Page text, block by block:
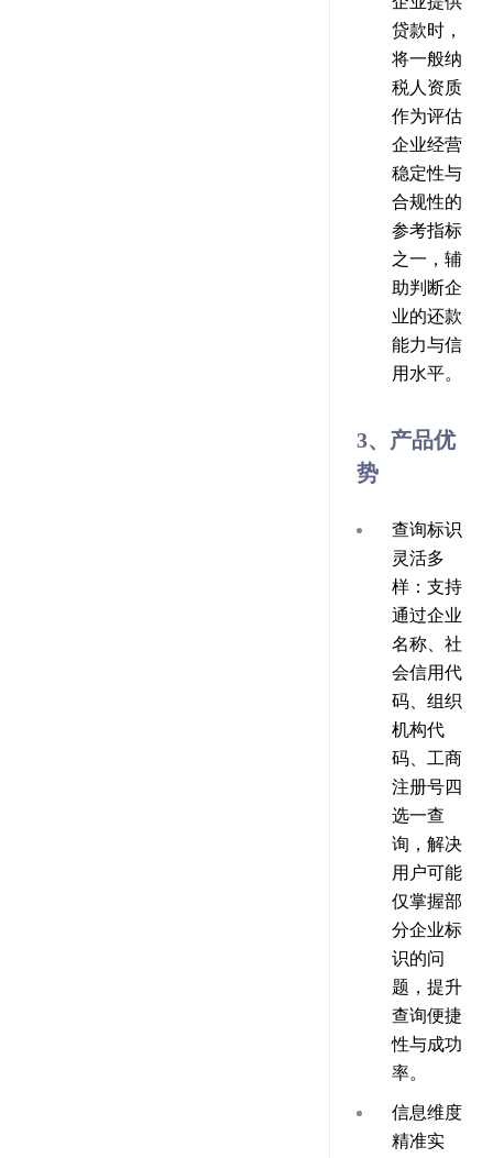
贷款时，
将一般纳
税人资质
作为评估
企业经营
稳定性与
合规性的
参考指标
之一，辅
助判断企
业的还款
能力与信
用水平。
3、产品优
势
查询标识
灵活多
样 ：支持
通过企业
名称、社
会信用代
码、组织
机构代
码、工商
注册号四
选一查
询，解决
用户可能
仅掌握部
分企业标
识的问
题，提升
查询便捷
性与成功
率。
信息维度
精准实